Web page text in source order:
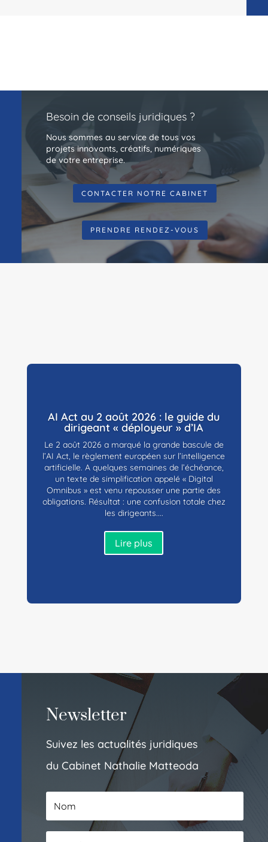
Besoin de conseils juridiques ?
Nous sommes au service de tous vos
projets innovants, créatifs, numériques
de votre entreprise.
CONTACTER NOTRE CABINET
PRENDRE RENDEZ-VOUS
AI Act au 2 août 2026 : le guide du
dirigeant « déployeur » d’IA
Le 2 août 2026 a marqué la grande bascule de
l’AI Act, le règlement européen sur l’intelligence
artificielle. A quelques semaines de l’échéance,
un texte de simplification appelé « Digital
Omnibus » est venu repousser une partie des
obligations. Résultat : une confusion totale chez
les dirigeants....
Lire plus
Newsletter
Suivez les actualités juridiques
du Cabinet Nathalie Matteoda